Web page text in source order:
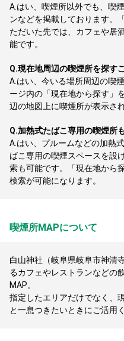
A. はい、喫煙所以外でも、喫
ンなどを掲載しております。
ただいた先では、カフェや居
能です。
Q.現在地周辺の喫煙所を探す
A. はい、今いる場所周辺の喫
ージ内の「現在地から探す」
辺の地図上に喫煙所が表示され
Q.加熱式たばこ専用の喫煙所
A. はい、プルームなどの加熱
ばこ専用の喫煙スペースを設
索も可能です。「現在地から
検索が可能になります。
喫煙所MAPについて
白山神社（岐阜県岐阜市神清
るカフェやレストランなどの
MAP。
指定したエリアだけでなく、
と一息つきたいときにご活用